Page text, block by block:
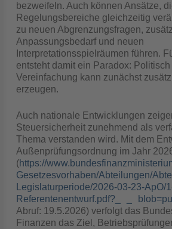
bezweifeln. Auch können Ansätze,
Regelungsbereiche gleichzeitig
zu neuen Abgrenzungsfragen,
Anpassungsbedarf und neuen
Interpretationsspielräumen führen.
entsteht damit ein Paradox:
Vereinfachung kann zunächst
erzeugen.
Auch nationale Entwicklungen
Steuersicherheit zunehmend als
Thema verstanden wird. Mit dem
Außenprüfungsordnung im Jahr
(https://
Gesetzesvorhaben/Abteilungen/
Legislaturperiode/2026-03-23-ApO/
Referentenentwurf.pdf?_ _
Abruf: 19.5.2026) verfolgt das
Finanzen das Ziel,